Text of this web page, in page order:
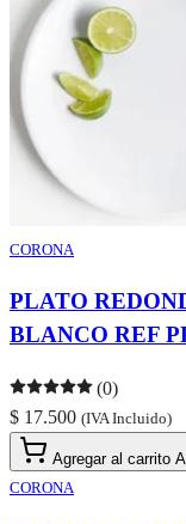
CORONA
PLATO
BLANCO REF
(0)
$ 17.500 (IVA Incluido)
Agregar al carrito
CORONA